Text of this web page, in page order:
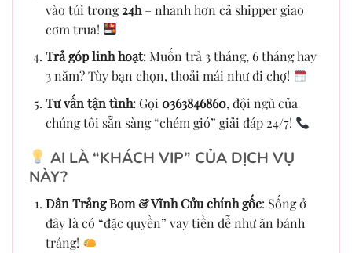
vào túi trong24h– nhanh hơn cả shipper giao
cơm trưa!
Trả góp linh hoạt: Muốn trả 3 tháng, 6 tháng hay
3 năm? Tùy bạn chọn, thoải mái như đi chợ!
Tư vấn tận tình: Gọi 0363846860, đội ngũ của
chúng tôi sẵn sàng “chém gió” giải đáp 24/7!
AI LÀ “KHÁCH VIP” CỦA DỊCH VỤ
NÀY?
Dân Trảng Bom & Vĩnh Cửu chính gốc: Sống ở
đây là có “đặc quyền” vay tiền dễ như ăn bánh
tráng!